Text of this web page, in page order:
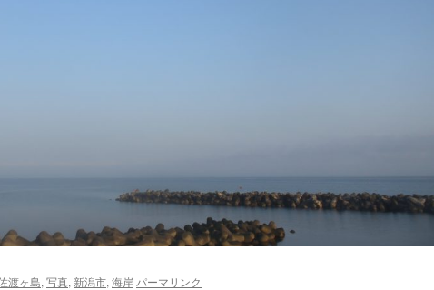
渡ヶ島, 写真, 新潟市, 海岸 パーマリンク